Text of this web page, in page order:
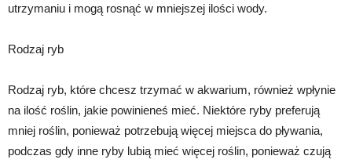
utrzymaniu i mogą rosnąć w mniejszej ilości wody.
Rodzaj ryb
Rodzaj ryb, które chcesz trzymać w akwarium, również wpłynie
na ilość roślin, jakie powinieneś mieć. Niektóre ryby preferują
mniej roślin, ponieważ potrzebują więcej miejsca do pływania,
podczas gdy inne ryby lubią mieć więcej roślin, ponieważ czują